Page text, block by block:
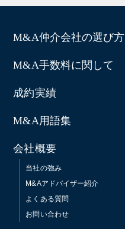
M&A仲介会社の選び方
M&A手数料に関して
成約実績
M&A用語集
会社概要
当社の強み
M&Aアドバイザー紹介
よくある質問
お問い合わせ